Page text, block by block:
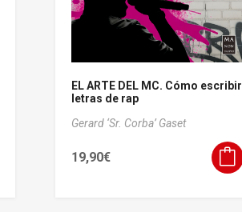
EL ARTE DEL MC. Cómo escribir
letras de rap
Gerard ‘Sr. Corba’ Gaset
19,90€